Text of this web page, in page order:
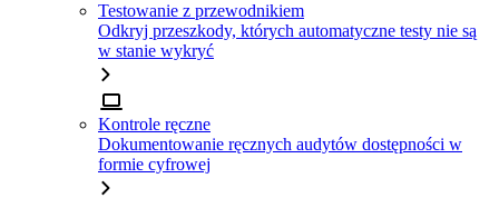
Testowanie z przewodnikiem
Odkryj przeszkody, których automatyczne testy nie są
w stanie wykryć
Kontrole ręczne
Dokumentowanie ręcznych audytów dostępności w
formie cyfrowej